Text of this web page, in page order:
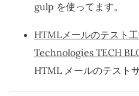
gulp を使ってます。
HTMLメールのテスト
Technologies TECH
HTML メールのテスト